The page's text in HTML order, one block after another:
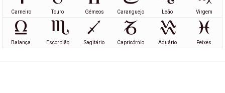
Carneiro Touro Gémeos Caranguejo Leão Virgem
Balança Escorpião Sagitário Capricórnio Aquário Peixes